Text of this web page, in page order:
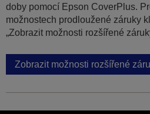
doby pomocí Epson CoverPlus.
možnostech prodloužené záruky
„Zobrazit možnosti rozšířené
Zobrazit možnosti rozšířené